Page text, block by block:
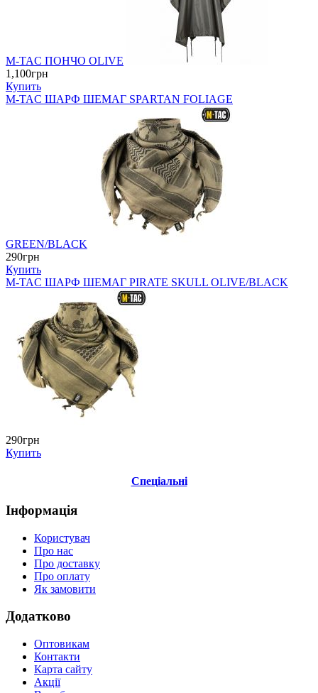
M-TAC ПОНЧО OLIVE
1,100грн
Купить
M-TAC ШАРФ ШЕМАГ SPARTAN FOLIAGE
GREEN/BLACK
290грн
Купить
M-TAC ШАРФ ШЕМАГ PIRATE SKULL OLIVE/BLACK
290грн
Купить
Спеціальні
Інформація
Користувач
Про нас
Про доставку
Про оплату
Як замовити
Додатково
Оптовикам
Контакти
Карта сайту
Акції